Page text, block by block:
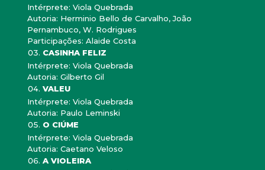
Intérprete: Viola Quebrada
Autoria: Herminio Bello de Carvalho, João
Pernambuco, W. Rodrigues
Participações: Alaide Costa
CASINHA FELIZ
Intérprete: Viola Quebrada
Autoria: Gilberto Gil
VALEU
Intérprete: Viola Quebrada
Autoria: Paulo Leminski
O CIÚME
Intérprete: Viola Quebrada
Autoria: Caetano Veloso
A VIOLEIRA